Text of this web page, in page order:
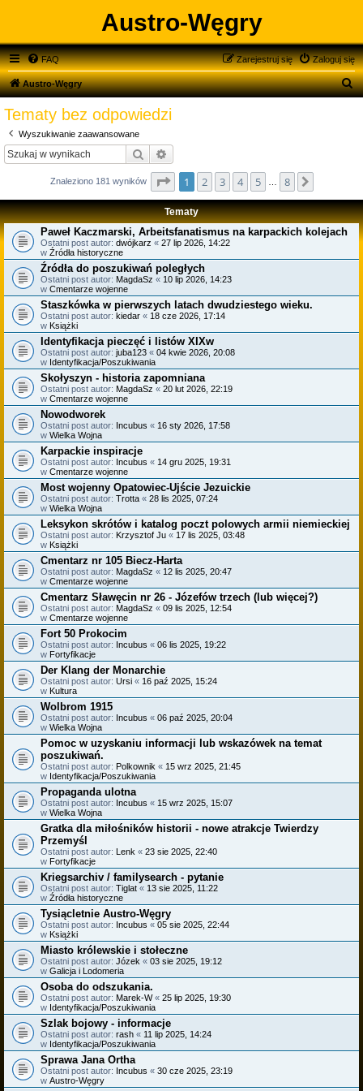
Austro-Węgry
FAQ Zaloguj się
Zarejestruj się
Austro-Węgry
S
Tematy bez odpowiedzi
Wyszukiwanie zaawansowane
Szukaj
Znaleziono 181 wyników Strona1 z8
1 2 3 4 5 8
Tematy
Paweł Kaczmarski, Arbeitsfanatismus na karpackich kolejach
Ostatni post autor: dwójkarz « 27 lip 2026, 14:22
w Źródła historyczne
Źródła do poszukiwań poległych
Ostatni post autor: MagdaSz « 10 lip 2026, 14:23
w Cmentarze wojenne
Staszkówka w pierwszych latach dwudziestego wieku.
Ostatni post autor: kiedar « 18 cze 2026, 17:14
w Książki
Identyfikacja pieczęć i listów XIXw
Ostatni post autor: juba123 « 04 kwie 2026, 20:08
w Identyfikacja/Poszukiwania
Skołyszyn - historia zapomniana
Ostatni post autor: MagdaSz « 20 lut 2026, 22:19
w Cmentarze wojenne
Nowodworek
Ostatni post autor: Incubus « 16 sty 2026, 17:58
w Wielka Wojna
Karpackie inspiracje
Ostatni post autor: Incubus « 14 gru 2025, 19:31
w Cmentarze wojenne
Most wojenny Opatowiec-Ujście Jezuickie
Ostatni post autor: Trotta « 28 lis 2025, 07:24
w Wielka Wojna
Leksykon skrótów i katalog poczt polowych armii niemieckiej
Ostatni post autor: Krzysztof Ju « 17 lis 2025, 03:48
w Książki
Cmentarz nr 105 Biecz-Harta
Ostatni post autor: MagdaSz « 12 lis 2025, 20:47
w Cmentarze wojenne
Cmentarz Sławęcin nr 26 - Józefów trzech (lub więcej?)
Ostatni post autor: MagdaSz « 09 lis 2025, 12:54
w Cmentarze wojenne
Fort 50 Prokocim
Ostatni post autor: Incubus « 06 lis 2025, 19:22
w Fortyfikacje
Der Klang der Monarchie
Ostatni post autor: Ursi « 16 paź 2025, 15:24
w Kultura
Wolbrom 1915
Ostatni post autor: Incubus « 06 paź 2025, 20:04
w Wielka Wojna
Pomoc w uzyskaniu informacji lub wskazówek na temat
poszukiwań.
Ostatni post autor: Polkownik « 15 wrz 2025, 21:45
w Identyfikacja/Poszukiwania
Propaganda ulotna
Ostatni post autor: Incubus « 15 wrz 2025, 15:07
w Wielka Wojna
Gratka dla miłośników historii - nowe atrakcje Twierdzy
Przemyśl
Ostatni post autor: Lenk « 23 sie 2025, 22:40
w Fortyfikacje
Kriegsarchiv / familysearch - pytanie
Ostatni post autor: Tiglat « 13 sie 2025, 11:22
w Źródła historyczne
Tysiącletnie Austro-Węgry
Ostatni post autor: Incubus « 05 sie 2025, 22:44
w Książki
Miasto królewskie i stołeczne
Ostatni post autor: Józek « 03 sie 2025, 19:12
w Galicja i Lodomeria
Osoba do odszukania.
Ostatni post autor: Marek-W« 25 lip 2025, 19:30
w Identyfikacja/Poszukiwania
Szlak bojowy - informacje
Ostatni post autor: rash « 11 lip 2025, 14:24
w Identyfikacja/Poszukiwania
Sprawa Jana Ortha
Ostatni post autor: Incubus « 30 cze 2025, 23:19
w Austro-Węgry